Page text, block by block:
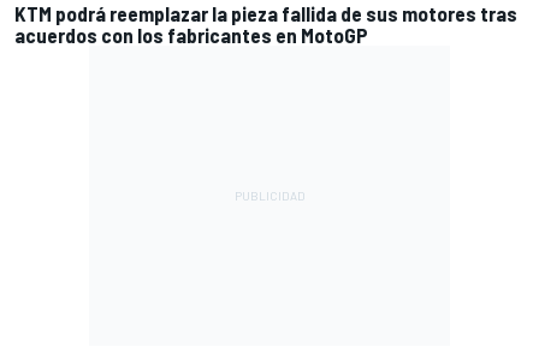
KTM podrá reemplazar la pieza fallida de sus motores tras
acuerdos con los fabricantes en MotoGP